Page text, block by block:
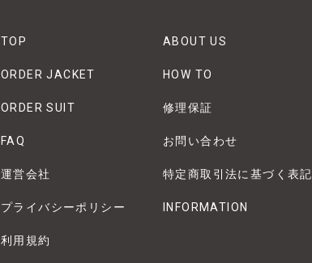
TOP ABOUT US
ORDER JACKET HOW TO
ORDER SUIT 修理保証
FAQ お問い合わせ
運営会社 特定商取引法に基づく表記
プライバシーポリシー INFORMATION
利用規約